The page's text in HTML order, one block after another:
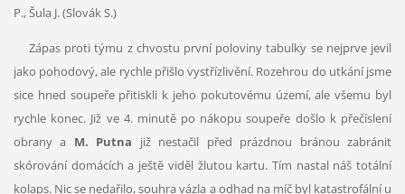
P., Šula J. (Slovák S.)
Zápas proti týmu z chvostu první poloviny tabulky se nejprve jevil
jako pohodový, ale rychle přišlo vystřízlivění. Rozehrou do utkání jsme
sice hned soupeře přitiskli k jeho pokutovému území, ale všemu byl
rychle konec. Již ve 4. minutě po nákopu soupeře došlo k přečíslení
obrany a M. Putna již nestačil před prázdnou bránou zabránit
skórování domácích a ještě viděl žlutou kartu. Tím nastal náš totální
kolaps. Nic se nedařilo, souhra vázla a odhad na míč byl katastrofální u